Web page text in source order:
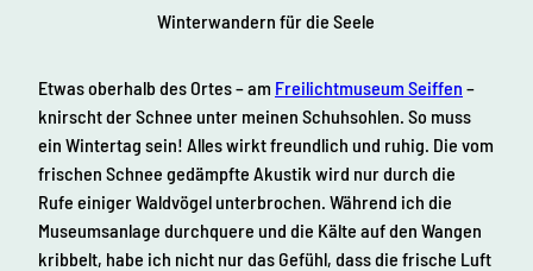
Winterwandern für die Seele
Etwas oberhalb des Ortes – am Freilichtmuseum Seiffen –
knirscht der Schnee unter meinen Schuhsohlen. So muss
ein Wintertag sein! Alles wirkt freundlich und ruhig. Die vom
frischen Schnee gedämpfte Akustik wird nur durch die
Rufe einiger Waldvögel unterbrochen. Während ich die
Museumsanlage durchquere und die Kälte auf den Wangen
kribbelt, habe ich nicht nur das Gefühl, dass die frische Luft